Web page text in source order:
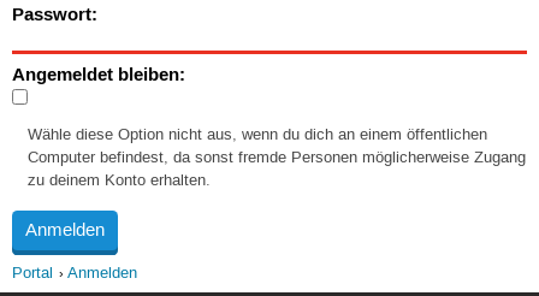
Passwort:
Angemeldet bleiben:
Wähle diese Option nicht aus, wenn du dich an einem öffentlichen
Computer befindest, da sonst fremde Personen möglicherweise Zugang
zu deinem Konto erhalten.
Portal Anmelden